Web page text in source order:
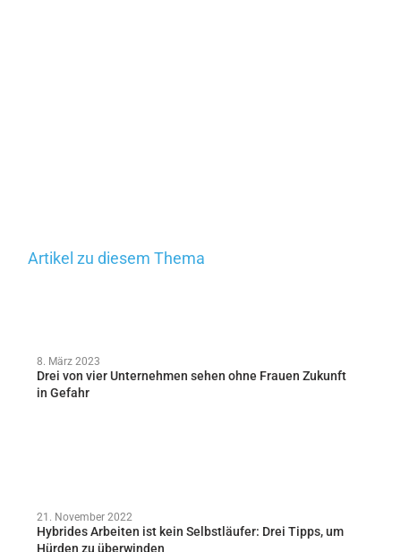
Artikel zu diesem Thema
8. März 2023
Drei von vier Unternehmen sehen ohne Frauen Zukunft
in Gefahr
21. November 2022
Hybrides Arbeiten ist kein Selbstläufer: Drei Tipps, um
Hürden zu überwinden